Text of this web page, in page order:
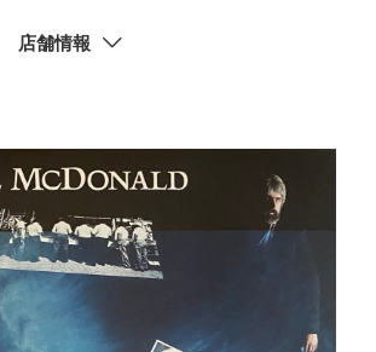
店舗情報